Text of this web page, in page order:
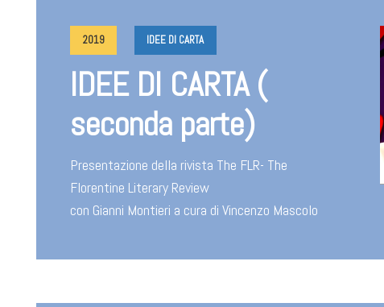
2019 IDEE DI CARTA
IDEE DI CARTA (
seconda parte)
Presentazione della rivista The FLR- The
Florentine Literary Review
con Gianni Montieri a cura di Vincenzo Mascolo